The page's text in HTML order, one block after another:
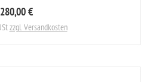
280,00 €
zzgl. Versandkosten